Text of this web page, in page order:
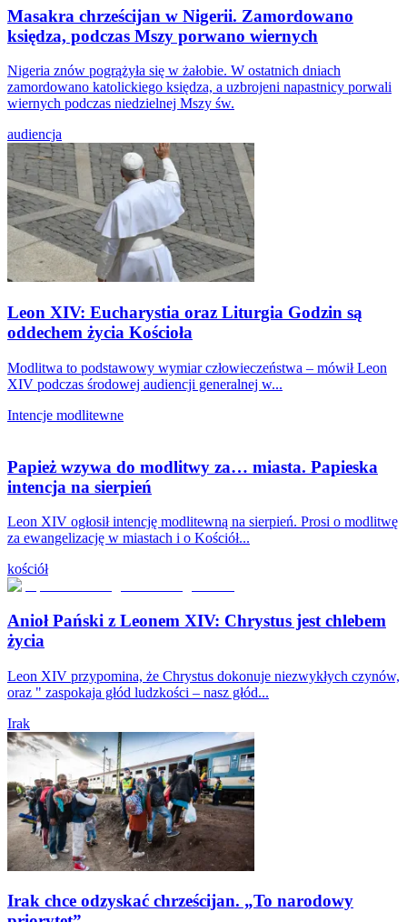
Masakra chrześcijan w Nigerii. Zamordowano
księdza, podczas Mszy porwano wiernych
Nigeria znów pogrążyła się w żałobie. W ostatnich dniach
zamordowano katolickiego księdza, a uzbrojeni napastnicy porwali
wiernych podczas niedzielnej Mszy św.
audiencja
Leon XIV: Eucharystia oraz Liturgia Godzin są
oddechem życia Kościoła
Modlitwa to podstawowy wymiar człowieczeństwa – mówił Leon
XIV podczas środowej audiencji generalnej w...
Intencje modlitewne
Papież wzywa do modlitwy za… miasta. Papieska
intencja na sierpień
Leon XIV ogłosił intencję modlitewną na sierpień. Prosi o modlitwę
za ewangelizację w miastach i o Kościół...
kościół
Anioł Pański z Leonem XIV: Chrystus jest chlebem
życia
Leon XIV przypomina, że Chrystus dokonuje niezwykłych czynów,
oraz " zaspokaja głód ludzkości – nasz głód...
Irak
Irak chce odzyskać chrześcijan. „To narodowy